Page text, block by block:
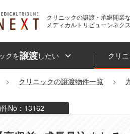
クリニックの譲渡・承継開業
メディカルトリビューンネク
クを譲渡したい クリ
クリニックの譲渡物件一覧
No：13162